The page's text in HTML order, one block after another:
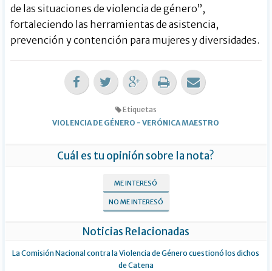
de las situaciones de violencia de género”,
fortaleciendo las herramientas de asistencia,
prevención y contención para mujeres y diversidades.
Etiquetas
VIOLENCIA DE GÉNERO -VERÓNICA MAESTRO
Cuál es tu opinión sobre la nota?
ME INTERESÓ
NO ME INTERESÓ
Noticias Relacionadas
La Comisión Nacional contra la Violencia de Género cuestionó los dichos
de Catena